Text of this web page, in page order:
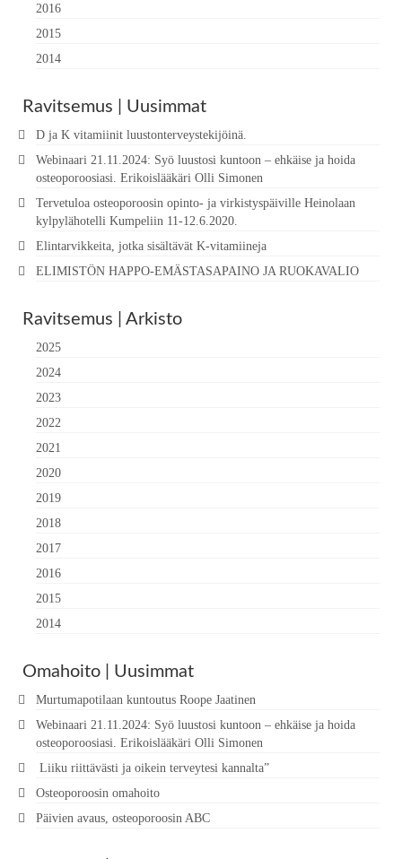
2016
2015
2014
Ravitsemus | Uusimmat
D ja K vitamiinit luustonterveystekijöinä.
Webinaari 21.11.2024: Syö luustosi kuntoon – ehkäise ja hoida
osteoporoosiasi. Erikoislääkäri Olli Simonen
Tervetuloa osteoporoosin opinto- ja virkistyspäiville Heinolaan
kylpylähotelli Kumpeliin 11-12.6.2020.
Elintarvikkeita, jotka sisältävät K-vitamiineja
ELIMISTÖN HAPPO-EMÄSTASAPAINO JA RUOKAVALIO
Ravitsemus | Arkisto
2025
2024
2023
2022
2021
2020
2019
2018
2017
2016
2015
2014
Omahoito | Uusimmat
Murtumapotilaan kuntoutus Roope Jaatinen
Webinaari 21.11.2024: Syö luustosi kuntoon – ehkäise ja hoida
osteoporoosiasi. Erikoislääkäri Olli Simonen
Liiku riittävästi ja oikein terveytesi kannalta”
Osteoporoosin omahoito
Päivien avaus, osteoporoosin ABC